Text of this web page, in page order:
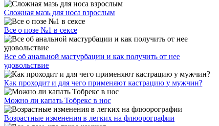
Сложная мазь для носа взрослым
Все о позе №1 в сексе
Все об анальной мастурбации и как получить от нее
удовольствие
Как проходит и для чего применяют кастрацию у мужчин?
Можно ли капать Тобрекс в нос
Возрастные изменения в легких на флюорографии